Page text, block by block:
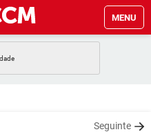
MENU
Seguinte